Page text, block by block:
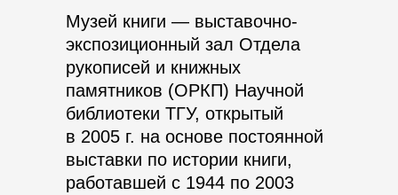
Музей книги — выставочно-
экспозиционный зал Отдела
рукописей и книжных
памятников (ОРКП) Научной
библиотеки ТГУ, открытый
в 2005 г. на основе постоянной
выставки по истории книги,
работавшей с 1944 по 2003